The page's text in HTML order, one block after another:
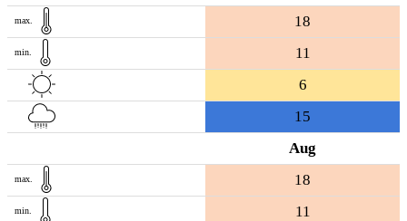
max. 18
min.
11
6
15
Aug
max. 18
min.
11